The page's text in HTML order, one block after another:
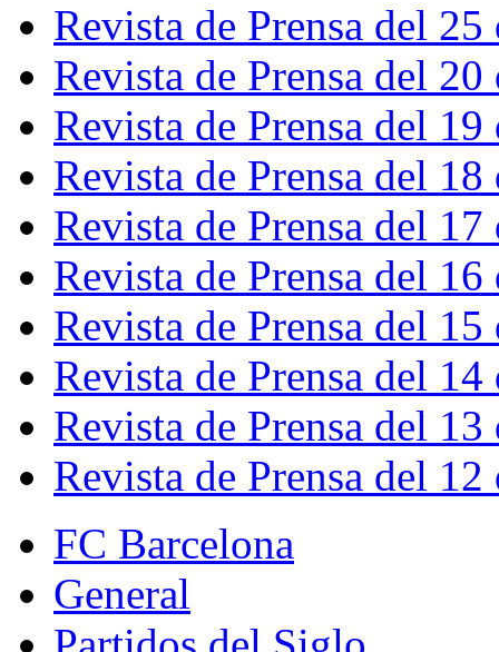
Revista de Prensa del
Revista de Prensa del
Revista de Prensa del
Revista de Prensa del
Revista de Prensa del
Revista de Prensa del
Revista de Prensa del
Revista de Prensa del
Revista de Prensa del
Revista de Prensa del
FC Barcelona
General